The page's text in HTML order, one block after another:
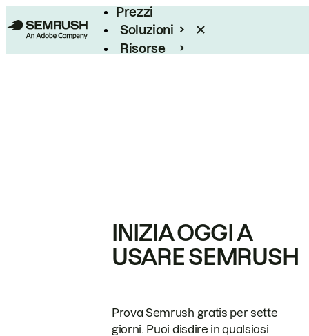
Prezzi
Soluzioni
Risorse
INIZIA OGGI A
USARE SEMRUSH
Prova Semrush gratis per sette
giorni. Puoi disdire in qualsiasi